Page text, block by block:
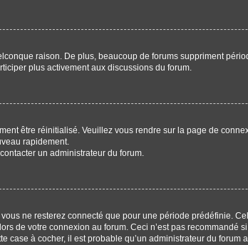
raison. De plus, beaucoup de forums suppriment
plus activement aux discussions du forum.
être réinitialisé. Veuillez vous rendre sur la page de
rapidement.
un administrateur du forum.
ne resterez connecté que pour une période prédéfinie.
de votre connexion au forum. Ceci n’est pas recommandé
case à cocher, il est probable qu’un administrateur du forum